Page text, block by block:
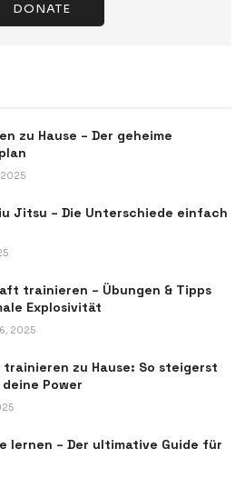
DONATE
zu Hause – Der geheime
Jitsu – Die Unterschiede einfach
trainieren – Übungen & Tipps
Explosivität
2025
zu Hause: So steigerst
Power
lernen – Der ultimative Guide für